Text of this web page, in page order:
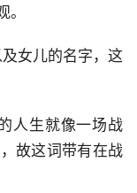
女儿的名字，这
人生就像一场战
故这词带有在战